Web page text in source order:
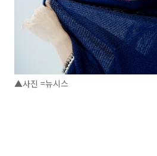
▲사진 =뉴시스